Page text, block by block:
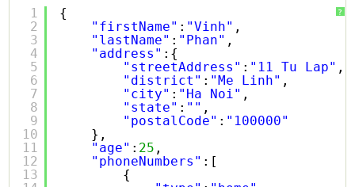
?
1
2
3
4
5
6
7
8
9
10
11
12
13
{
"firstName" : "Vinh" ,
"lastName" : "Phan" ,
"address" :{
"streetAddress" : "11 Tu Lap" ,
"district" : "Me Linh" ,
"city" : "Ha Noi" ,
"state" : "" ,
"postalCode" : "100000"
},
"age" : 25 ,
"phoneNumbers" :[
{